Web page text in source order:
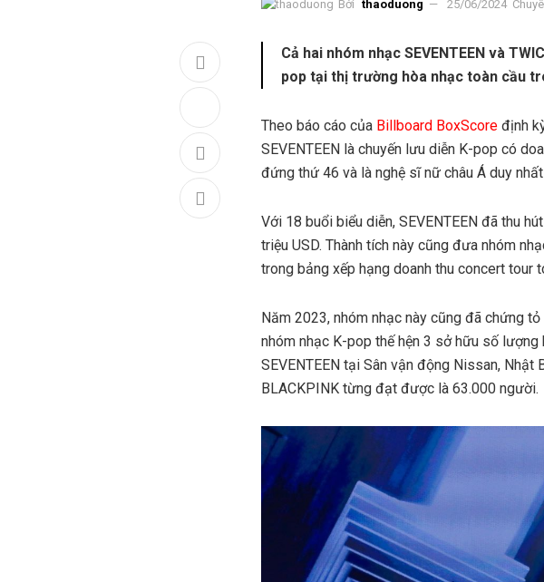
Bởi thaoduong 25/06/2024
Cả hai nhóm nhạc SEVENTEEN và
pop tại thị trường hòa nhạc toàn cầu
Theo báo cáo của Billboard BoxScore định
SEVENTEEN là chuyến lưu diễn K-pop có
đứng thứ 46 và là nghệ sĩ nữ châu Á duy
Với 18 buổi biểu diễn, SEVENTEEN đã thu
triệu USD. Thành tích này cũng đưa nhóm
trong bảng xếp hạng doanh thu concert tour
Năm 2023, nhóm nhạc này cũng đã chứng
nhóm nhạc K-pop thế hện 3 sở hữu số
SEVENTEEN tại Sân vận động Nissan,
BLACKPINK từng đạt được là 63.000 người.